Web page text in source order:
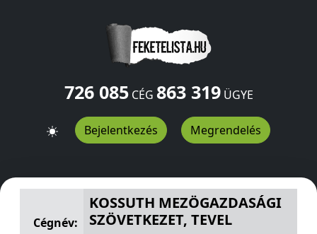
726 085CÉG 863 319ÜGYE
Bejelentkezés Megrendelés
KOSSUTH MEZÖGAZDASÁGI SZÖVETKEZET, TEVEL
Fö
Cégnév:
KOSSUTH MEZÖGAZDASÁGI
SZÖVETKEZET, TEVEL